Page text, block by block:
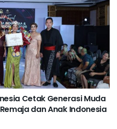
Cetak Generasi Muda
dan Anak Indonesia